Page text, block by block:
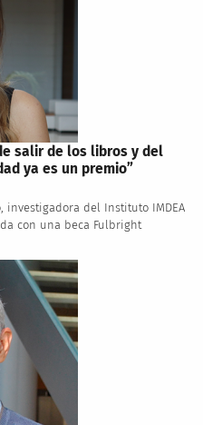
salir de los libros y del
ya es un premio”
investigadora del Instituto IMDEA
con una beca Fulbright